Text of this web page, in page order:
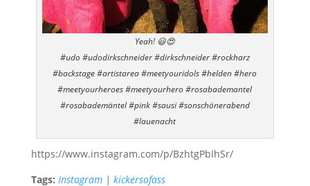
Yeah! 😃😍
#udo #udodirkschneider #dirkschneider #rockharz
#backstage #artistarea #meetyouridols #helden #hero
#meetyourheroes #meetyourhero #rosabademantel
#rosabademäntel #pink #sausi #sonschönerabend
#lauenacht
https://www.instagram.com/p/BzhtgPbIhSr/
Tags: Instagram| kickersofass